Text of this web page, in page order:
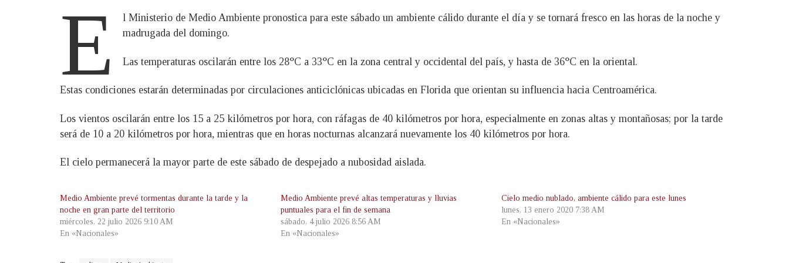
E
l Ministerio de Medio Ambiente pronostica para este sábado un ambiente cálido durante el día y se tornará fresco en las horas de la noche y
madrugada del domingo.
Las temperaturas oscilarán entre los 28°C a 33°C en la zona central y occidental del país, y hasta de 36°C en la oriental.
Estas condiciones estarán determinadas por circulaciones anticiclónicas ubicadas en Florida que orientan su influencia hacia Centroamérica.
Los vientos oscilarán entre los 15 a 25 kilómetros por hora, con ráfagas de 40 kilómetros por hora, especialmente en zonas altas y montañosas; por la tarde
será de 10 a 20 kilómetros por hora, mientras que en horas nocturnas alcanzará nuevamente los 40 kilómetros por hora.
El cielo permanecerá la mayor parte de este sábado de despejado a nubosidad aislada.
Medio Ambiente prevé tormentas durante la tarde y la
noche en gran parte del territorio
miércoles, 22 julio 2026 9:10 AM
En «Nacionales»
Medio Ambiente prevé altas temperaturas y lluvias
puntuales para el fin de semana
sábado, 4 julio 2026 8:56 AM
En «Nacionales»
Cielo medio nublado, ambiente cálido para este lunes
lunes, 13 enero 2020 7:38 AM
En «Nacionales»